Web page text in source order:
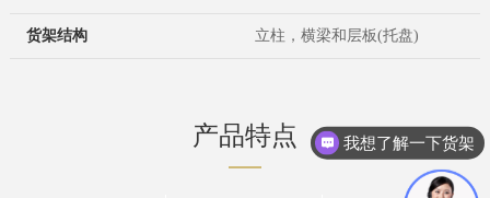
货架结构 立柱，横梁和层板(托盘)
产品特点 我想了解一下货架